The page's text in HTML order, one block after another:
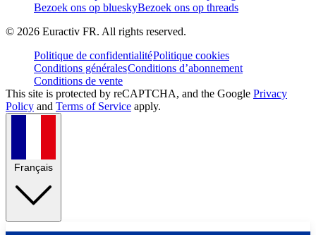
Bezoek ons op blueskyBezoek ons op threads
© 2026 Euractiv FR. All rights reserved.
Politique de confidentialitéPolitique cookies
Conditions généralesConditions d’abonnement
Conditions de vente
This site is protected by reCAPTCHA, and the Google Privacy
Policy and Terms of Service apply.
Français